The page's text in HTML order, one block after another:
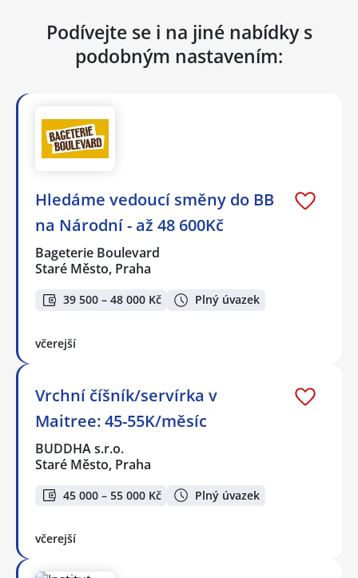
Podívejte se i na jiné nabídky s
podobným nastavením:
Hledáme vedoucí směny do BB
na Národní - až 48 600Kč
Bageterie Boulevard
Staré Město, Praha
39 500 – 48 000 Kč Plný úvazek
včerejší
Vrchní číšník/servírka v
Maitree: 45-55K/měsíc
BUDDHA s.r.o.
Staré Město, Praha
45 000 – 55 000 Kč Plný úvazek
včerejší